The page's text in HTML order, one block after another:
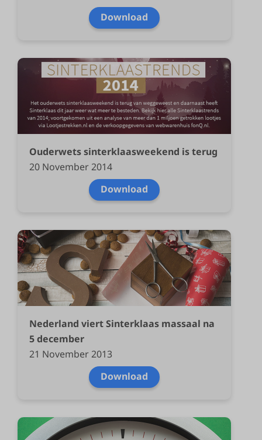
Download
Ouderwets sinterklaasweekend is terug
20 November 2014
Download
Nederland viert Sinterklaas massaal na
5 december
21 November 2013
Download